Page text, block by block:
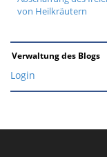
von Heilkräutern
Verwaltung des Blogs
Login